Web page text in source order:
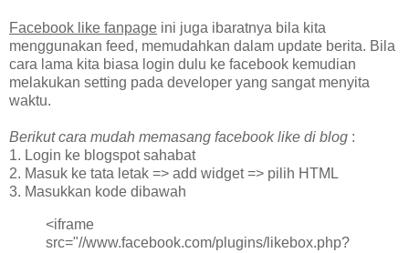
Facebook like fanpage ini juga ibaratnya bila kita
menggunakan feed, memudahkan dalam update berita. Bila
cara lama kita biasa login dulu ke facebook kemudian
melakukan setting pada developer yang sangat menyita
waktu.
Berikut cara mudah memasang facebook like di blog :
1. Login ke blogspot sahabat
2. Masuk ke tata letak => add widget => pilih HTML
3. Masukkan kode dibawah
<iframe
src="//www.facebook.com/plugins/likebox.php?